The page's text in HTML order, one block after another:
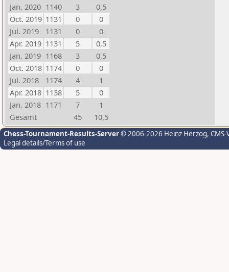
Jan. 2020 1140 3
0,5
Oct. 2019 1131 0
0
Jul. 2019
1131 0
0
Apr. 2019 1131 5
0,5
Jan. 2019 1168 3
0,5
Oct. 2018 1174 0
0
Jul. 2018
1174 4
1
Apr. 2018 1138 5
0
Jan. 2018 1171 7
1
Gesamt
45 10,5
Chess-Tournament-Results-Server© 2006-2026 Heinz Herzog,
Legal details/Terms of use